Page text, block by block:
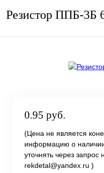
Резистор ППБ-3Б
0.95 руб.
(Цена не является
информацию о
уточнять через запрос
rekdetal@yandex.ru )